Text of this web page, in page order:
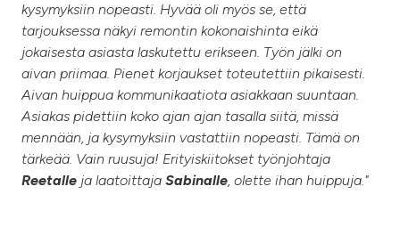
kysymyksiin nopeasti. Hyvää oli myös se, että
tarjouksessa näkyi remontin kokonaishinta eikä
jokaisesta asiasta laskutettu erikseen. Työn jälki on
aivan priimaa. Pienet korjaukset toteutettiin pikaisesti.
Aivan huippua kommunikaatiota asiakkaan suuntaan.
Asiakas pidettiin koko ajan ajan tasalla siitä, missä
mennään, ja kysymyksiin vastattiin nopeasti. Tämä on
tärkeää. Vain ruusuja! Erityiskiitokset työnjohtaja
Reetalle ja laatoittaja Sabinalle, olette ihan huippuja."